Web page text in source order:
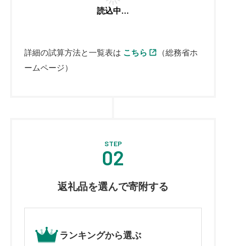
読込中…
詳細の試算方法と一覧表は こちら
（総務省ホ
ームページ）
STEP
02
返礼品を選んで寄附する
ランキングから選ぶ